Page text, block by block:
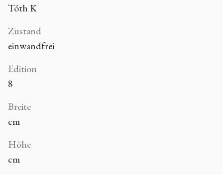
Tóth K
Zustand
einwandfrei
Edition
8
Breite
cm
Höhe
cm